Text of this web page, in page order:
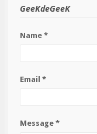
GeeKdeGeeK
Name *
Email *
Message *